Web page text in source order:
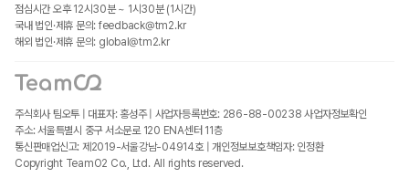
점심시간 오후 12시30분 ~ 1시30분 (1시간)
국내 법인·제휴 문의: feedback@tm2.kr
해외 법인·제휴 문의: global@tm2.kr
주식회사 팀오투 | 대표자: 홍성주 | 사업자등록번호: 286-88-00238 사업자정보확인
주소: 서울특별시 중구 서소문로 120 ENA센터 11층
통신판매업신고: 제2019-서울강남-04914호 | 개인정보보호책임자: 인정환
Copyright TeamO2 Co., Ltd. All rights reserved.